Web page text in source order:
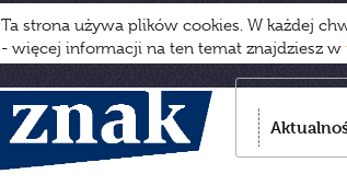
Ta strona używa plików cookies. W każdej
- więcej informacji na ten temat znajdziesz w